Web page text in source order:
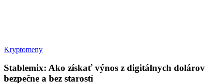
KryptomenyStablemix:
získať
výnos
Stablemix: Ako získať výnos z digitálnych dolárov
bezpečne a bez starostí